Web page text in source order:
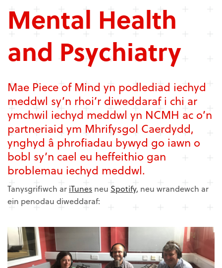
Mental Health
and Psychiatry
Mae Piece of Mind yn podlediad iechyd
meddwl sy’n rhoi’r diweddaraf i chi ar
ymchwil iechyd meddwl yn NCMH ac o’n
partneriaid ym Mhrifysgol Caerdydd,
ynghyd â phrofiadau bywyd go iawn o
bobl sy’n cael eu heffeithio gan
broblemau iechyd meddwl.
Tanysgrifiwch ar iTunes neu Spotify, neu wrandewch ar
ein penodau diweddaraf: